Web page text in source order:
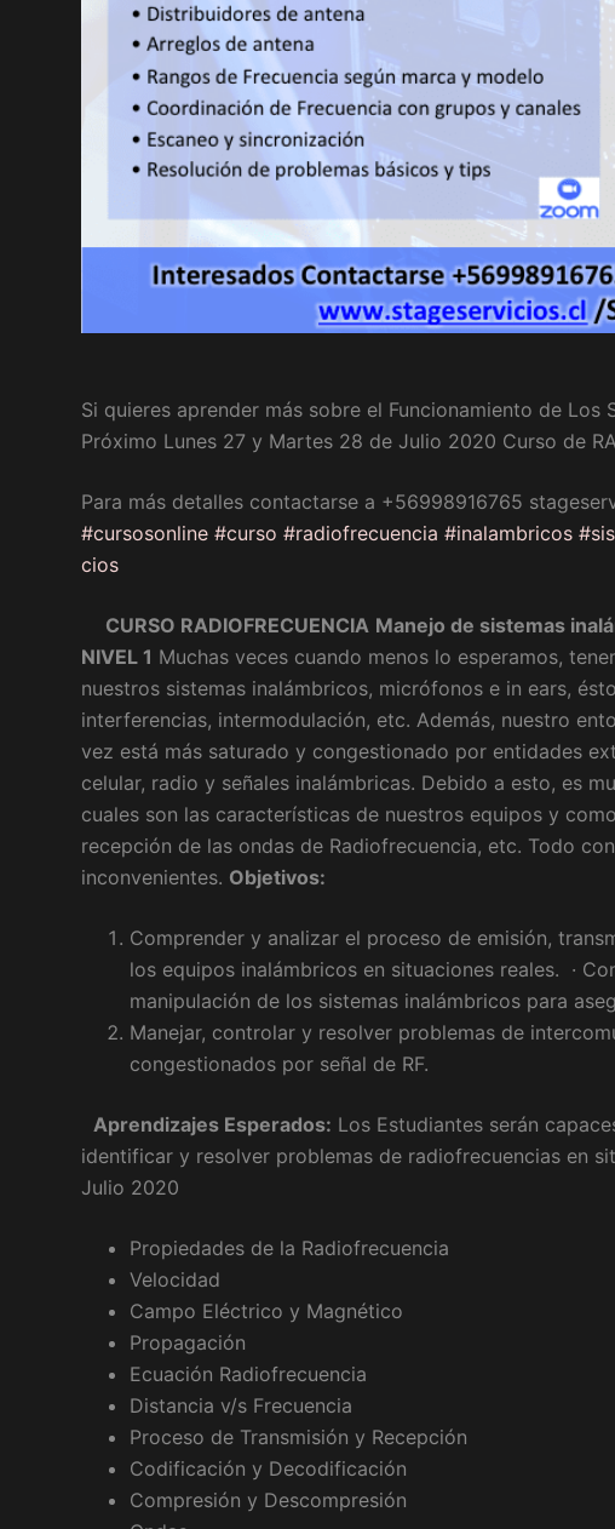
Si quieres aprender más sobre el Funcionamiento de
Próximo Lunes 27 y Martes 28 de Julio 2020 Curso de
Para más detalles contactarse a +56998916765
#cursosonline #curso #radiofrecuencia #inalambricos #
cios
CURSO RADIOFRECUENCIA Manejo de sistemas
NIVEL 1 Muchas veces cuando menos lo esperamos,
nuestros sistemas inalámbricos, micrófonos e in ears,
interferencias, intermodulación, etc. Además, nuestro
vez está más saturado y congestionado por entidades
celular, radio y señales inalámbricas. Debido a esto, es
cuales son las características de nuestros equipos y
recepción de las ondas de Radiofrecuencia, etc. Todo
inconvenientes. Objetivos:
Comprender y analizar el proceso de emisión,
los equipos inalámbricos en situaciones reales. ·
manipulación de los sistemas inalámbricos para
Manejar, controlar y resolver problemas de
congestionados por señal de RF.
Aprendizajes Esperados: Los Estudiantes serán
identificar y resolver problemas de radiofrecuencias en
Julio 2020
Propiedades de la Radiofrecuencia
Velocidad
Campo Eléctrico y Magnético
Propagación
Ecuación Radiofrecuencia
Distancia v/s Frecuencia
Proceso de Transmisión y Recepción
Codificación y Decodificación
Compresión y Descompresión